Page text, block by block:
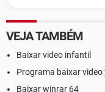
VEJA TAMBÉM
Baixar video infantil
Programa baixar video
Baixar winrar 64